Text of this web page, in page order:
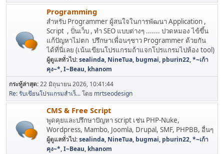
Programming
สำหรับ Programmer ผู้สนใจในการพัฒนา Application ,
Script , ปั่นเว็บ , ทำ SEO แบบต่างๆ ....... ปวดหมอง ไข้ขึ้น
แก้ปัญหาไม่ตก ปรึกษาเพื่อนๆชาว Programmer ด้วยกัน
ได้ที่นี่เลย (เน้นเขียนโปรแกรมถ้าแจกโปรแกรมไปห้อง tool)
ผู้ดูแลทั่วไป:sealinda, NineTua, bugmai, pburin22,*~เก้า
คุง~*,I~Beau, khanom
กระทู้ล่าสุด:22 มิถุนายน 2026, 10:41:44
Re: รับเขียนโปรแกรมสำเร็...โดย mrtseodesign
CMS & Free Script
พูดคุยและปรึกษาปัญหา script เช่น PHP-Nuke,
Wordpress, Mambo, Joomla, Drupal, SMF, PHPBB, อื่นๆ
ผู้ดูแลทั่วไป:sealinda, NineTua, bugmai, pburin22,*~เก้า
คุง~*,I~Beau, khanom